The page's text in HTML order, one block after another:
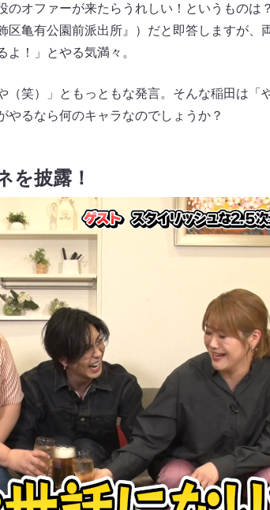
のオファーが来たらうれしい！というものは
区亀有公園前派出所』）だと即答しますが、
！」とやる気満々。
（笑）」ともっともな発言。そんな稲田は「
やるなら何のキャラなのでしょうか？
を披露！